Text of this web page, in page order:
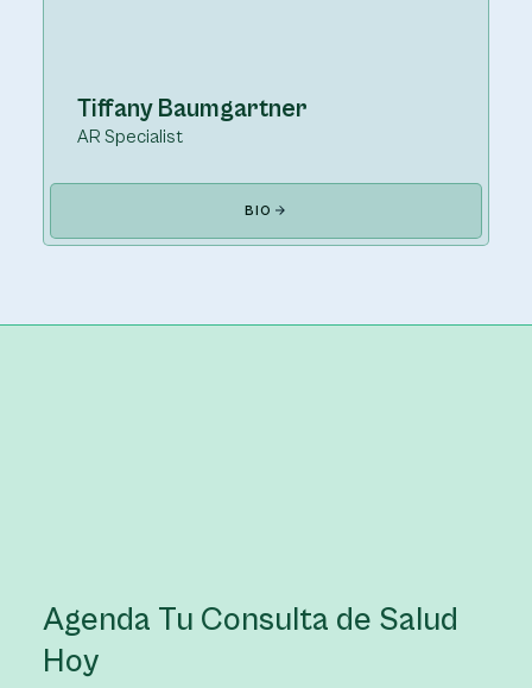
Tiffany Baumgartner
AR Specialist
BIO
Agenda Tu Consulta de Salud
Hoy